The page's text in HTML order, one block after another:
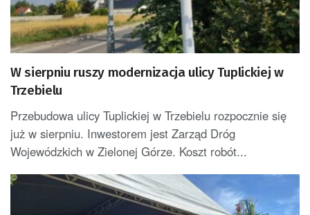
W sierpniu ruszy modernizacja ulicy Tuplickiej w
Trzebielu
Przebudowa ulicy Tuplickiej w Trzebielu rozpocznie się
już w sierpniu. Inwestorem jest Zarząd Dróg
Wojewódzkich w Zielonej Górze. Koszt robót...